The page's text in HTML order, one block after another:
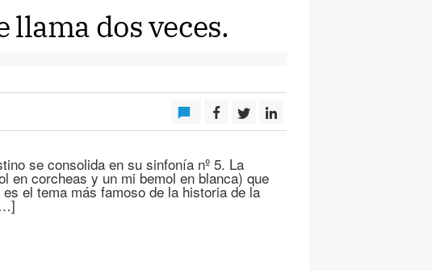
llama dos veces.
se consolida en su sinfonía nº 5. La
en corcheas y un mi bemol en blanca) que
el tema más famoso de la historia de la